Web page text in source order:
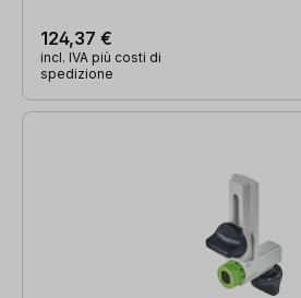
124,37 €
incl. IVA più costi di
spedizione